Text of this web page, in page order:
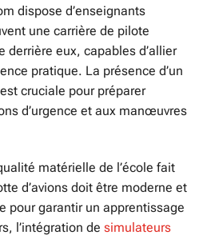
dispose d’enseignants
une carrière de pilote
derrière eux, capables d’allier
pratique. La présence d’un
cruciale pour préparer
d’urgence et aux manœuvres
matérielle de l’école fait
d’avions doit être moderne et
pour garantir un apprentissage
l’intégration de simulateurs